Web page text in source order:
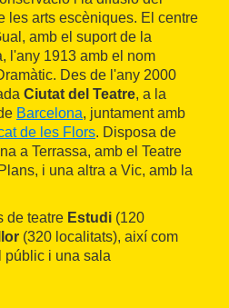
les arts escèniques. El centre
amb el suport de la
l'any 1913 amb el nom
Des de l'any 2000
Ciutat del Teatre, a la
Barcelona, juntament amb
de les Flors. Disposa de
a Terrassa, amb el Teatre
i una altra a Vic, amb la
de teatre Estudi (120
(320 localitats), així com
públic i una sala